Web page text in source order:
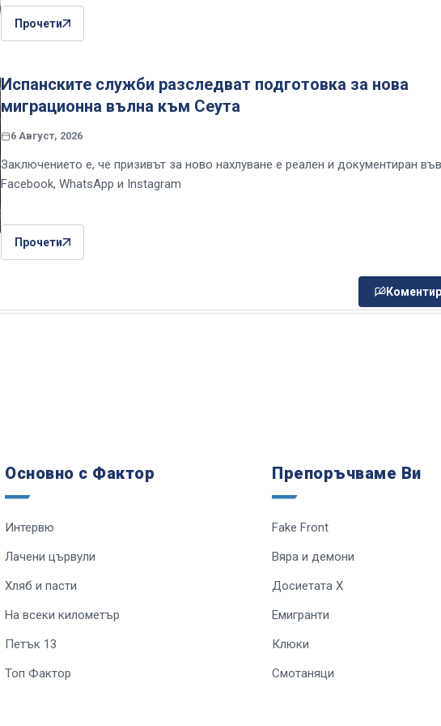
Прочети
Испанските служби разследват подготовка за нова
миграционна вълна към Сеута
6 Август, 2026
Заключението е, че призивът за ново нахлуване е реален и документиран във
Facebook, WhatsApp и Instagram
Прочети
Основно с Фактор
Интервю
Лачени цървули
Хляб и пасти
На всеки километър
Петък 13
Топ Фактор
Препоръчваме Ви
Fake Front
Вяра и демони
Досиетата Х
Емигранти
Клюки
Смотаняци